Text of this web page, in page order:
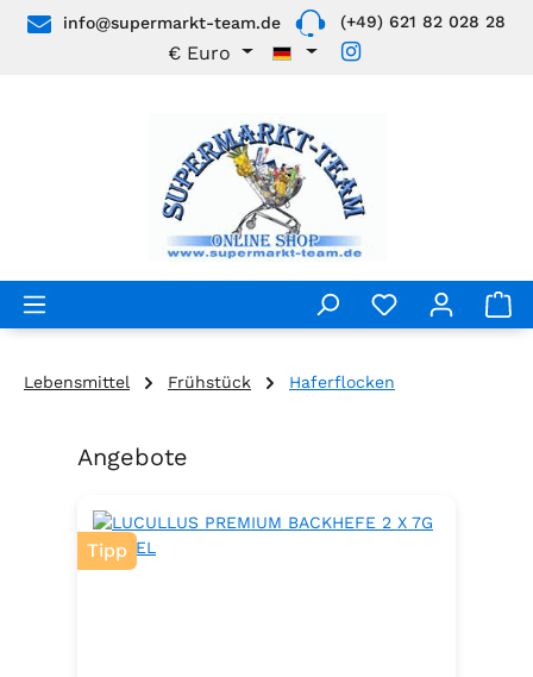
Zum Hauptinhalt springen
info@supermarkt-team.de (+49) 621 82 028 28
€ Euro
Lebensmittel Frühstück Haferflocken
Produktgalerie überspringen
Angebote
Tipp